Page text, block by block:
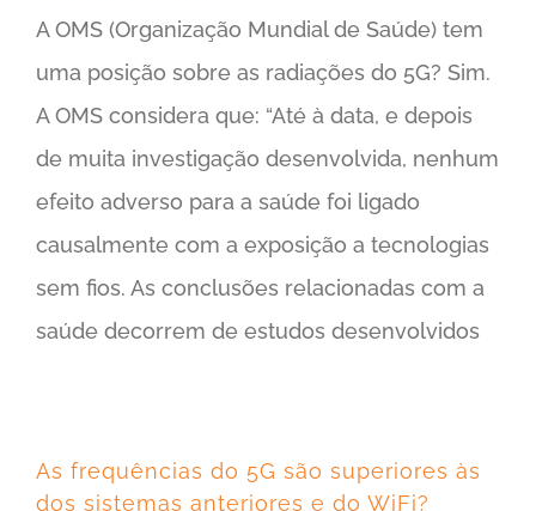
A OMS (Organização Mundial de Saúde) tem
uma posição sobre as radiações do 5G? Sim.
A OMS considera que: “Até à data, e depois
de muita investigação desenvolvida, nenhum
efeito adverso para a saúde foi ligado
causalmente com a exposição a tecnologias
sem fios. As conclusões relacionadas com a
saúde decorrem de estudos desenvolvidos
As frequências do 5G são superiores às
dos sistemas anteriores e do WiFi?